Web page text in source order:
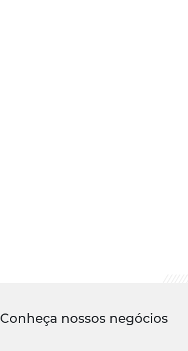
Conheça nossos negócios